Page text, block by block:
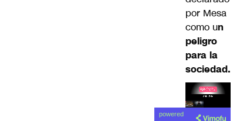
por Mesa
como un
peligro
para la
sociedad.
Lea el
powered